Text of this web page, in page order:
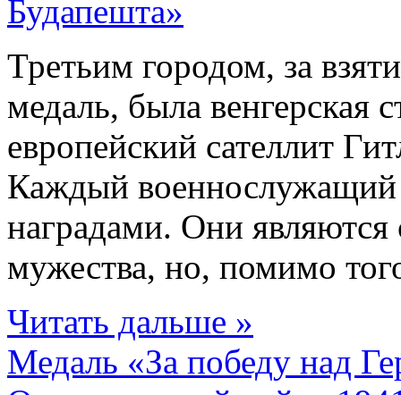
Третьим городом, за
медаль, была венгерская
европейский сателлит
Каждый военнослужащий
наградами. Они являются
мужества, но, помимо
Читать дальше »
Медаль «За победу над